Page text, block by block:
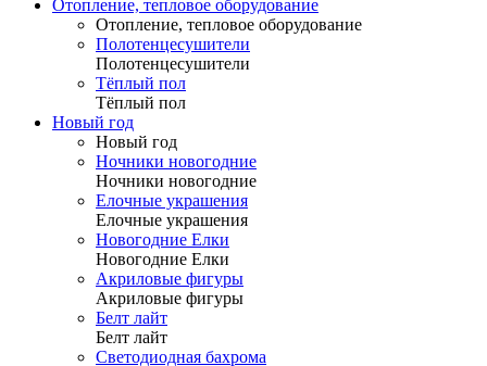
Отопление, тепловое оборудование
Отопление, тепловое оборудование
Полотенцесушители
Полотенцесушители
Тёплый пол
Тёплый пол
Новый год
Новый год
Ночники новогодние
Ночники новогодние
Елочные украшения
Елочные украшения
Новогодние Елки
Новогодние Елки
Акриловые фигуры
Акриловые фигуры
Белт лайт
Белт лайт
Светодиодная бахрома